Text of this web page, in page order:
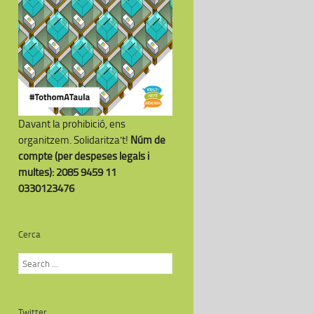
Davant la prohibició, ens
organitzem. Solidaritza’t! Núm de
compte (per despeses legals i
multes): 2085 9459 11
0330123476
Cerca